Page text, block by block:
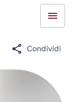
Condividi